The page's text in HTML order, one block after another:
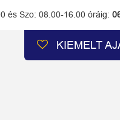
és Szo: 08.00-16.00 óráig:
KIEMELT